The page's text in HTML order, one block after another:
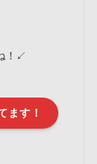
！↙
ます！